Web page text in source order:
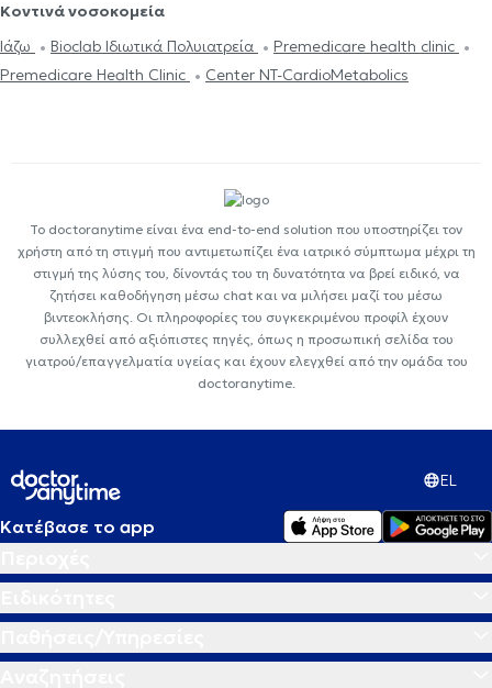
Κοντινά νοσοκομεία
Ιάζω
Bioclab Ιδιωτικά Πολυιατρεία
Premedicare health clinic
Premedicare Health Clinic
Center NT-CardioMetabolics
Το doctoranytime είναι ένα end-to-end solution που υποστηρίζει τον
χρήστη από τη στιγμή που αντιμετωπίζει ένα ιατρικό σύμπτωμα μέχρι τη
στιγμή της λύσης του, δίνοντάς του τη δυνατότητα να βρεί ειδικό, να
ζητήσει καθοδήγηση μέσω chat και να μιλήσει μαζί του μέσω
βιντεοκλήσης. Οι πληροφορίες του συγκεκριμένου προφίλ έχουν
συλλεχθεί από αξιόπιστες πηγές, όπως η προσωπική σελίδα του
γιατρού/επαγγελματία υγείας και έχουν ελεγχθεί από την ομάδα του
doctoranytime.
EL
Κατέβασε το app